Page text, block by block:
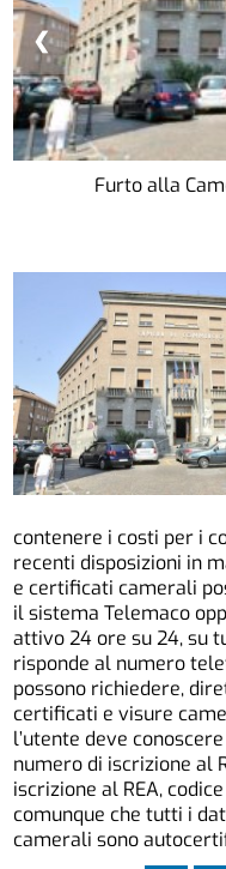
Furto alla
❮
contenere i costi per i
recenti disposizioni in
e certificati camerali
il sistema Telemaco
attivo 24 ore su 24, su
risponde al numero
possono richiedere,
certificati e visure
l’utente deve
numero di iscrizione al
iscrizione al REA,
comunque che tutti i
camerali sono